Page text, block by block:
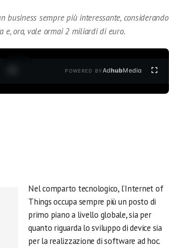
business sempre più interessante, considerando
e, ora, vale ormai 2 miliardi di euro.
POWERED BYAdhubMedia
Nel comparto tecnologico, l’Internet of
Things occupa sempre più un posto di
primo piano a livello globale, sia per
quanto riguarda lo sviluppo di device sia
per la realizzazione di software ad hoc.